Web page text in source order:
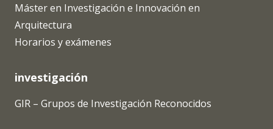
Máster en Investigación e Innovación en
Arquitectura
Horarios y exámenes
investigación
GIR – Grupos de Investigación Reconocidos